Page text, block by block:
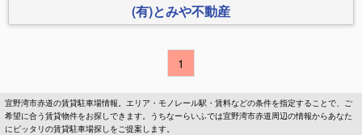
(有)とみや不動産
1
宜野湾市赤道の賃貸駐車場情報。エリア・モノレール駅・賃料などの条件を指定することで、ご
希望に合う賃貸物件をお探しできます。うちなーらいふでは宜野湾市赤道周辺の情報からあなた
にピッタリの賃貸駐車場探しをご提案します。